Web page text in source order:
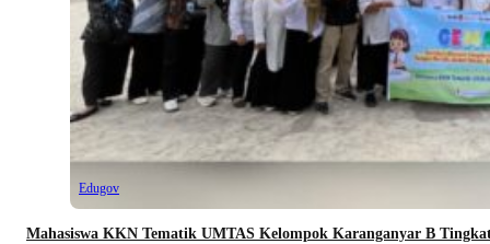
Edugov
Mahasiswa KKN Tematik UMTAS Kelompok Karanganyar B